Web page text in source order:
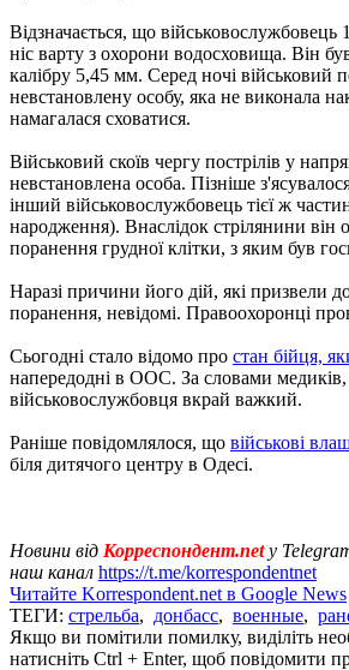
Відзначається, що
ніс варту з охорони водосховища. Він
калібру 5,45 мм. Серед ночі військовий
невстановлену ​​особу, яка не виконала
намагалася сховатися.
Військовий скоїв чергу пострілів у
невстановлена ​​особа. Пізніше
інший військовослужбовець тієї ж
народження). Внаслідок стрілянини він
поранення грудної клітки, з яким був
Наразі причини його дій, які призвели
поранення, невідомі. Правоохоронці
Сьогодні стало відомо про стан бійця,
напередодні в ООС. За словами медиків,
військовослужбовця вкрай важкий.
Раніше повідомлялося, що військові
біля дитячого центру в Одесі.
Новини від Корреспондент.net у
наш канал https://t.me/korrespondentnet
Читайте Korrespondent.net в Google News
ТЕГИ: стрельба, донбасс, военные,
Якщо ви помітили помилку, виділіть
натисніть Ctrl + Enter, щоб повідомити